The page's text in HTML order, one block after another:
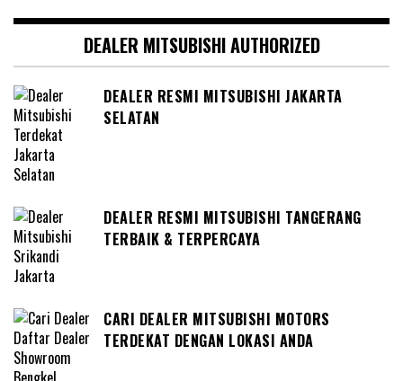
DEALER MITSUBISHI AUTHORIZED
DEALER RESMI MITSUBISHI JAKARTA
SELATAN
DEALER RESMI MITSUBISHI TANGERANG
TERBAIK & TERPERCAYA
CARI DEALER MITSUBISHI MOTORS
TERDEKAT DENGAN LOKASI ANDA